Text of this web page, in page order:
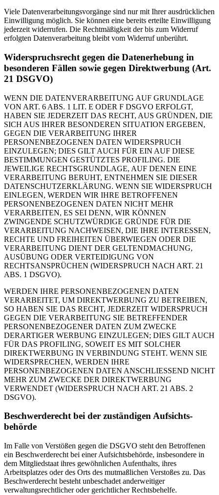
Viele Datenverarbeitungsvorgänge sind nur mit Ihrer ausdrücklichen
Einwilligung möglich. Sie können eine bereits erteilte Einwilligung
jederzeit widerrufen. Die Rechtmäßigkeit der bis zum Widerruf
erfolgten Datenverarbeitung bleibt vom Widerruf unberührt.
Widerspruchsrecht gegen die Datenerhebung in
besonderen Fällen sowie gegen Direktwerbung (Art.
21 DSGVO)
WENN DIE DATENVERARBEITUNG AUF GRUNDLAGE
VON ART. 6 ABS. 1 LIT. E ODER F DSGVO ERFOLGT,
HABEN SIE JEDERZEIT DAS RECHT, AUS GRÜNDEN, DIE
SICH AUS IHRER BESONDEREN SITUATION ERGEBEN,
GEGEN DIE VERARBEITUNG IHRER
PERSONENBEZOGENEN DATEN WIDERSPRUCH
EINZULEGEN; DIES GILT AUCH FÜR EIN AUF DIESE
BESTIMMUNGEN GESTÜTZTES PROFILING. DIE
JEWEILIGE RECHTSGRUNDLAGE, AUF DENEN EINE
VERARBEITUNG BERUHT, ENTNEHMEN SIE DIESER
DATENSCHUTZERKLÄRUNG. WENN SIE WIDERSPRUCH
EINLEGEN, WERDEN WIR IHRE BETROFFENEN
PERSONENBEZOGENEN DATEN NICHT MEHR
VERARBEITEN, ES SEI DENN, WIR KÖNNEN
ZWINGENDE SCHUTZWÜRDIGE GRÜNDE FÜR DIE
VERARBEITUNG NACHWEISEN, DIE IHRE INTERESSEN,
RECHTE UND FREIHEITEN ÜBERWIEGEN ODER DIE
VERARBEITUNG DIENT DER GELTENDMACHUNG,
AUSÜBUNG ODER VERTEIDIGUNG VON
RECHTSANSPRÜCHEN (WIDERSPRUCH NACH ART. 21
ABS. 1 DSGVO).
WERDEN IHRE PERSONENBEZOGENEN DATEN
VERARBEITET, UM DIREKTWERBUNG ZU BETREIBEN,
SO HABEN SIE DAS RECHT, JEDERZEIT WIDERSPRUCH
GEGEN DIE VERARBEITUNG SIE BETREFFENDER
PERSONENBEZOGENER DATEN ZUM ZWECKE
DERARTIGER WERBUNG EINZULEGEN; DIES GILT AUCH
FÜR DAS PROFILING, SOWEIT ES MIT SOLCHER
DIREKTWERBUNG IN VERBINDUNG STEHT. WENN SIE
WIDERSPRECHEN, WERDEN IHRE
PERSONENBEZOGENEN DATEN ANSCHLIESSEND NICHT
MEHR ZUM ZWECKE DER DIREKTWERBUNG
VERWENDET (WIDERSPRUCH NACH ART. 21 ABS. 2
DSGVO).
Beschwerde­recht bei der zuständigen Aufsichts­
behörde
Im Falle von Verstößen gegen die DSGVO steht den Betroffenen
ein Beschwerderecht bei einer Aufsichtsbehörde, insbesondere in
dem Mitgliedstaat ihres gewöhnlichen Aufenthalts, ihres
Arbeitsplatzes oder des Orts des mutmaßlichen Verstoßes zu. Das
Beschwerderecht besteht unbeschadet anderweitiger
verwaltungsrechtlicher oder gerichtlicher Rechtsbehelfe.